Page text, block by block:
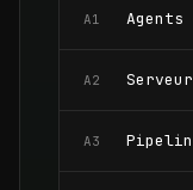
A1
A2
A3